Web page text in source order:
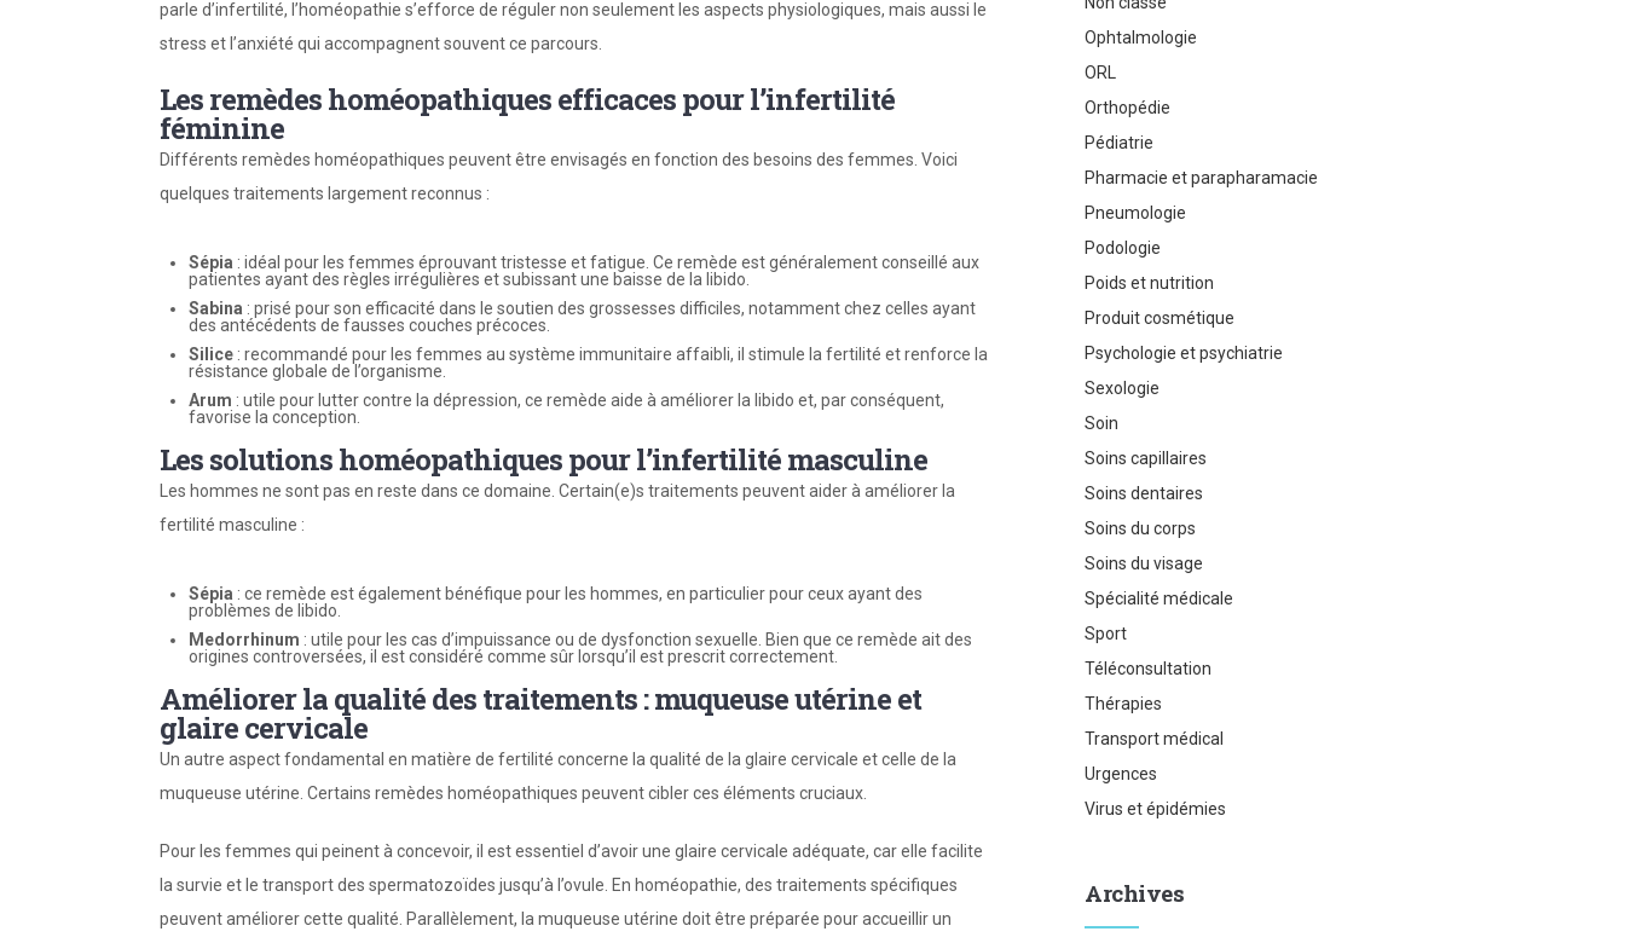
parle d’infertilité, l’homéopathie s’efforce de réguler non seulement les aspects physiologiques, mais aussi le
stress et l’anxiété qui accompagnent souvent ce parcours.
Les remèdes homéopathiques efficaces pour l’infertilité
féminine
Différents remèdes homéopathiques peuvent être envisagés en fonction des besoins des femmes. Voici
quelques traitements largement reconnus :
Sépia : idéal pour les femmes éprouvant tristesse et fatigue. Ce remède est généralement conseillé aux
patientes ayant des règles irrégulières et subissant une baisse de la libido.
Sabina : prisé pour son efficacité dans le soutien des grossesses difficiles, notamment chez celles ayant
des antécédents de fausses couches précoces.
Silice : recommandé pour les femmes au système immunitaire affaibli, il stimule la fertilité et renforce la
résistance globale de l’organisme.
Arum : utile pour lutter contre la dépression, ce remède aide à améliorer la libido et, par conséquent,
favorise la conception.
Les solutions homéopathiques pour l’infertilité masculine
Les hommes ne sont pas en reste dans ce domaine. Certain(e)s traitements peuvent aider à améliorer la
fertilité masculine :
Sépia : ce remède est également bénéfique pour les hommes, en particulier pour ceux ayant des
problèmes de libido.
Medorrhinum : utile pour les cas d’impuissance ou de dysfonction sexuelle. Bien que ce remède ait des
origines controversées, il est considéré comme sûr lorsqu’il est prescrit correctement.
Améliorer la qualité des traitements : muqueuse utérine et
glaire cervicale
Un autre aspect fondamental en matière de fertilité concerne la qualité de la glaire cervicale et celle de la
muqueuse utérine. Certains remèdes homéopathiques peuvent cibler ces éléments cruciaux.
Pour les femmes qui peinent à concevoir, il est essentiel d’avoir une glaire cervicale adéquate, car elle facilite
la survie et le transport des spermatozoïdes jusqu’à l’ovule. En homéopathie, des traitements spécifiques
peuvent améliorer cette qualité. Parallèlement, la muqueuse utérine doit être préparée pour accueillir un
Ophtalmologie
ORL
Orthopédie
Pédiatrie
Pharmacie et parapharamacie
Pneumologie
Podologie
Poids et nutrition
Produit cosmétique
Psychologie et psychiatrie
Sexologie
Soin
Soins capillaires
Soins dentaires
Soins du corps
Soins du visage
Spécialité médicale
Sport
Téléconsultation
Thérapies
Transport médical
Urgences
Virus et épidémies
Archives